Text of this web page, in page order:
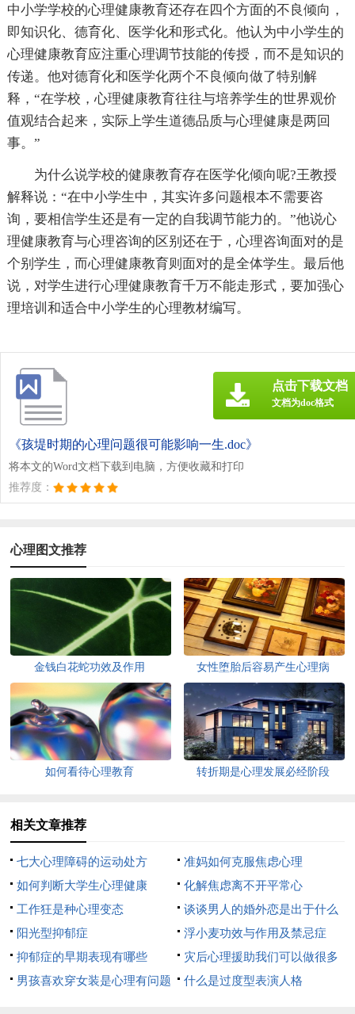
中小学学校的心理健康教育还存在四个方面的不良倾向，
即知识化、德育化、医学化和形式化。他认为中小学生的
心理健康教育应注重心理调节技能的传授，而不是知识的
传递。他对德育化和医学化两个不良倾向做了特别解
释，“在学校，心理健康教育往往与培养学生的世界观价
值观结合起来，实际上学生道德品质与心理健康是两回
事。”
为什么说学校的健康教育存在医学化倾向呢?王教授
解释说：“在中小学生中，其实许多问题根本不需要咨
询，要相信学生还是有一定的自我调节能力的。”他说心
理健康教育与心理咨询的区别还在于，心理咨询面对的是
个别学生，而心理健康教育则面对的是全体学生。最后他
说，对学生进行心理健康教育千万不能走形式，要加强心
理培训和适合中小学生的心理教材编写。
《孩堤时期的心理问题很可能影响一生.doc》
将本文的Word文档下载到电脑，方便收藏和打印
推荐度：
点击下载文档
文档为doc格式
心理图文推荐
金钱白花蛇功效及作用 女性堕胎后容易产生心理病
如何看待心理教育 转折期是心理发展必经阶段
相关文章推荐
七大心理障碍的运动处方
准妈如何克服焦虑心理
如何判断大学生心理健康
化解焦虑离不开平常心
工作狂是种心理变态
谈谈男人的婚外恋是出于什么
心理
阳光型抑郁症
浮小麦功效与作用及禁忌症
抑郁症的早期表现有哪些
灾后心理援助我们可以做很多
男孩喜欢穿女装是心理有问题
什么是过度型表演人格